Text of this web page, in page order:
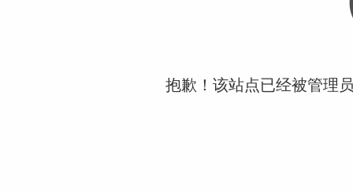
抱歉！该站点已经被管理